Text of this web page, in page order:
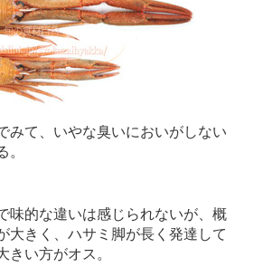
みて、いやな臭いにおいがしない
。
味的な違いは感じられないが、概
大きく、ハサミ脚が長く発達して
きい方がオス。